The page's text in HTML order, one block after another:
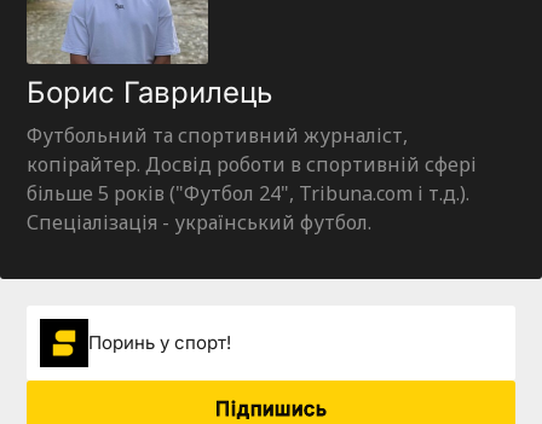
Борис Гаврилець
Футбольний та спортивний журналіст,
копірайтер. Досвід роботи в спортивній сфері
більше 5 років ("Футбол 24", Tribuna.com і т.д.).
Спеціалізація - український футбол.
Поринь у спорт!
Підпишись